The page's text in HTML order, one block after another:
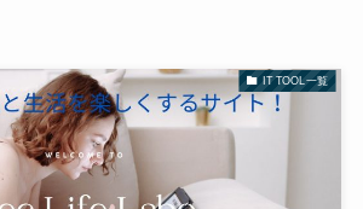
IT TOOL一覧